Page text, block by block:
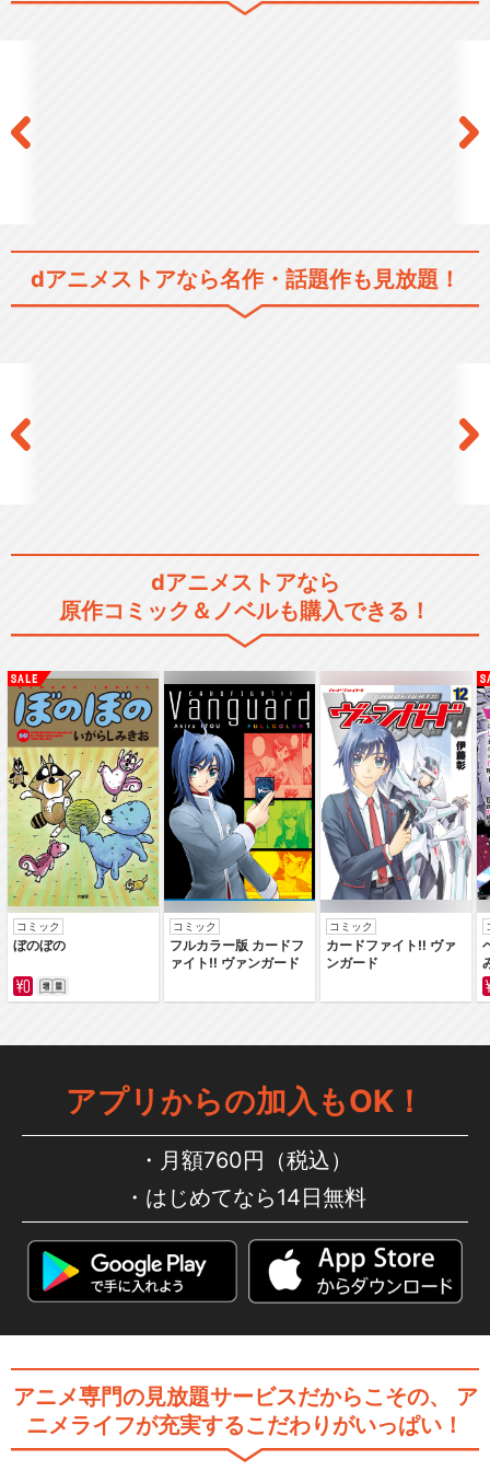
あたしンち(第27話～第52話)
あたしンち(第105話～第130
話)
あたしンち(第131話～第156
話)
あたしンち(第157話～第182
話)
あたしンち(第209話～第234
話)
あたしンち(第261話～第286
dアニメストアなら名作・話題作も見放題！
dアニメストアなら
原作コミック＆ノベルも購入できる！
コミック
ぼのぼの
コミック
フルカラー版 カードフ
ァイト‼ ヴァンガード
コミック
カードファイト‼ ヴァ
ンガード
アプリからの加入もOK！
月額760円（税込）
はじめてなら14日無料
アニメ専門の見放題サービスだからこその、
ア
ニメライフが充実するこだわりがいっぱい！